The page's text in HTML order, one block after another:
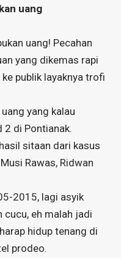
uang
uang! Pecahan
yang dikemas rapi
publik layaknya trofi
yang kalau
di Pontianak.
sitaan dari kasus
Rawas, Ridwan
2015, lagi asyik
cucu, eh malah jadi
hidup tenang di
prodeo.